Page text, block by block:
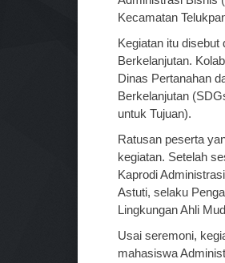
Kecamatan
Kegiatan itu
Berkelanjutan.
Dinas Pertanahan
Berkelanjutan
untuk Tujuan).
Ratusan peserta
kegiatan. Setelah
Kaprodi
Astuti, selaku
Lingkungan Ahli
Usai seremoni,
mahasiswa